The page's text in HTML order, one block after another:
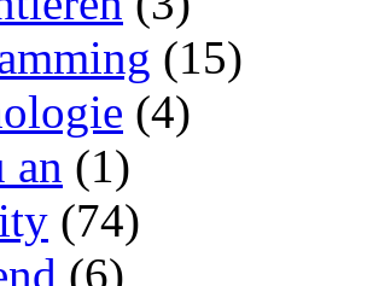
(15)
(4)
an (1)
(74)
(6)